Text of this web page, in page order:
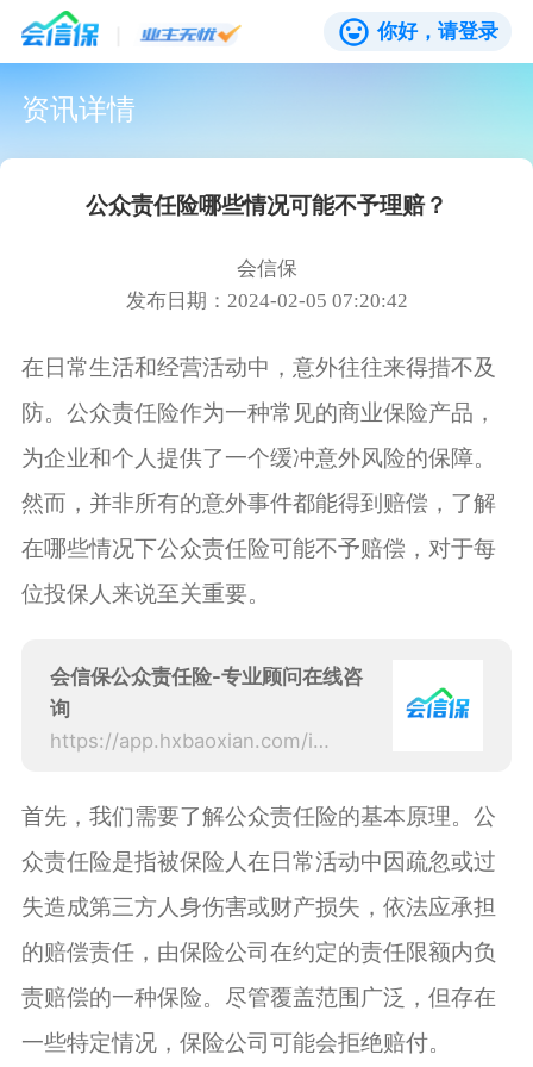
你好，请登录
资讯详情
公众责任险哪些情况可能不予理赔？
会信保
发布日期：2024-02-05 07:20:42
在日常生活和经营活动中，意外往往来得措不及
防。公众责任险作为一种常见的商业保险产品，
为企业和个人提供了一个缓冲意外风险的保障。
然而，并非所有的意外事件都能得到赔偿，了解
在哪些情况下公众责任险可能不予赔偿，对于每
位投保人来说至关重要。
会信保公众责任险-专业顾问在线咨
询
https://app.hxbaoxian.com/insurance?p=1&l=20&t=1&c=0&sourceType=web
首先，我们需要了解公众责任险的基本原理。公
众责任险是指被保险人在日常活动中因疏忽或过
失造成第三方人身伤害或财产损失，依法应承担
的赔偿责任，由保险公司在约定的责任限额内负
责赔偿的一种保险。尽管覆盖范围广泛，但存在
一些特定情况，保险公司可能会拒绝赔付。